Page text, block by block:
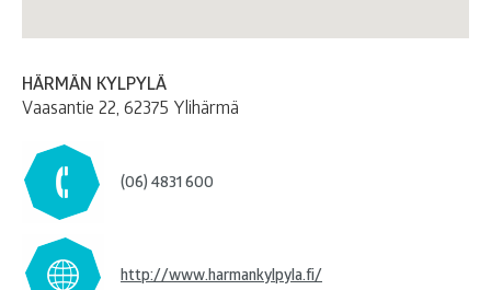
HÄRMÄN KYLPYLÄ
Vaasantie 22 62375 Ylihärmä
(06) 4831 600
http://www.harmankylpyla.fi/